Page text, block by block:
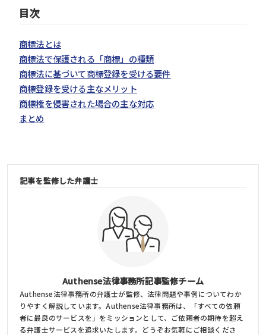
目次
商標法とは
商標法で保護される「商標」の種類
商標法に基づいて商標登録を受ける要件
商標登録を受ける主なメリット
商標権を侵害された場合の主な対応
まとめ
記事を監修した弁護士
Authense法律事務所記事監修チーム
Authense法律事務所の弁護士が監修、法律問題や事例についてわか
りやすく解説しています。Authense法律事務所は、「すべての依頼
者に最良のサービスを」をミッションとして、ご依頼者の期待を超え
る弁護士サービスを追求いたします。どうぞお気軽にご相談くださ